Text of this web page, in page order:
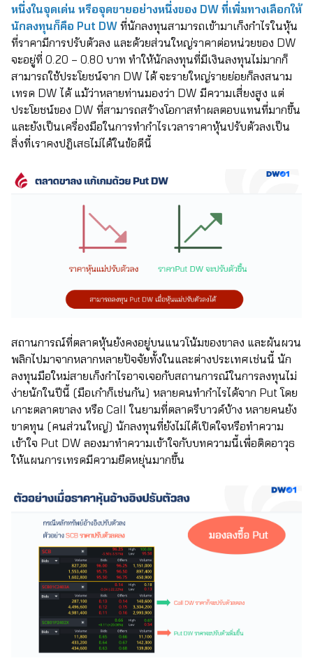
หนึ่งในจุดเด่น หรือจุดขายอย่างหนึ่งของ DW ที่เพิ่มทางเลือกให้
นักลงทุนก็คือ Put DWที่นักลงทุนสามารถเข้ามาเก็งกำไรในหุ้น
ที่ราคามีการปรับตัวลง และด้วยส่วนใหญ่ราคาต่อหน่วยของ DW
จะอยู่ที่ 0.20 – 0.80 บาท ทำให้นักลงทุนที่มีเงินลงทุนไม่มากก็
สามารถใช้ประโยชน์จาก DW ได้ จะรายใหญ่รายย่อยก็ลงสนาม
เทรด DW ได้ แม้ว่าหลายท่านมองว่า DW มีความเสี่ยงสูง แต่
ประโยชน์ของ DW ที่สามารถสร้างโอกาสทำผลตอบแทนที่มากขึ้น
และยังเป็นเครื่องมือในการทำกำไรเวลาราคาหุ้นปรับตัวลงเป็น
สิ่งที่เราคงปฏิเสธไม่ได้ในข้อดีนี้
สถานการณ์ที่ตลาดหุ้นยังคงอยู่บนแนวโน้มของขาลง และผันผวน
พลิกไปมาจากหลากหลายปัจจัยทั้งในและต่างประเทศเช่นนี้ นัก
ลงทุนมือใหม่สายเก็งกำไรอาจเจอกับสถานการณ์ในการลงทุนไม่
ง่ายนักในปีนี้ (มือเก๋าก็เช่นกัน) หลายคนทำกำไรได้จาก Put โดย
เกาะตลาดขาลง หรือ Call ในยามที่ตลาดรีบาวด์บ้าง หลายคนยัง
ขาดทุน (คนส่วนใหญ่) นักลงทุนที่ยังไม่ได้เปิดใจหรือทำความ
เข้าใจ Put DW ลองมาทำความเข้าใจกับบทความนี้เพื่อติดอาวุธ
ให้แผนการเทรดมีความยืดหยุ่นมากขึ้น